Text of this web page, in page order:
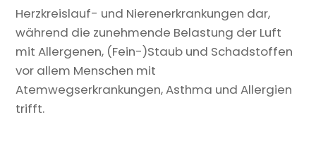
Herzkreislauf- und Nierenerkrankungen dar,
während die zunehmende Belastung der Luft
mit Allergenen, (Fein-)Staub und Schadstoffen
vor allem Menschen mit
Atemwegserkrankungen, Asthma und Allergien
trifft.